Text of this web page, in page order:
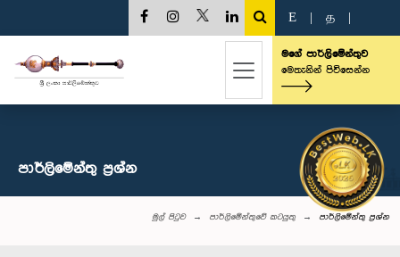
E த
මගේ පාර්ලිමේන්තුව
මෙතැනින් පිවිසෙන්න
පාර්ලි‌මේන්තු‌ ප්‍රශ්න
මුල් පිටුව පාර්ලිමේන්තුවේ කටයුතු පාර්ලි‌මේන්තු‌ ප්‍රශ්න